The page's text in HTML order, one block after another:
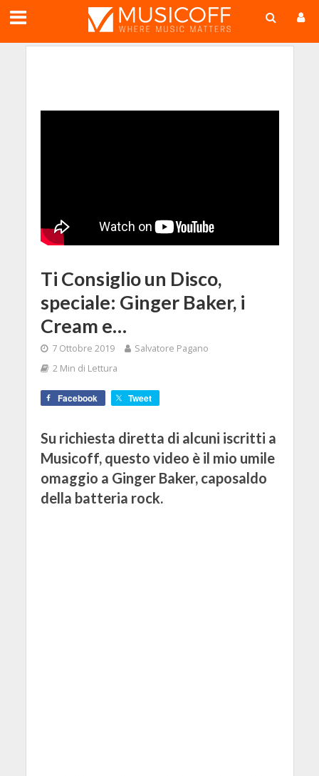
Ti Consiglio un Disco,
speciale: Ginger Baker, i
Cream e…
7 Ottobre 2019
Salvatore Pagano
2 Min di Lettura
Facebook Tweet
Su richiesta diretta di alcuni iscritti a
Musicoff, questo video è il mio umile
omaggio a Ginger Baker, caposaldo
della batteria rock.